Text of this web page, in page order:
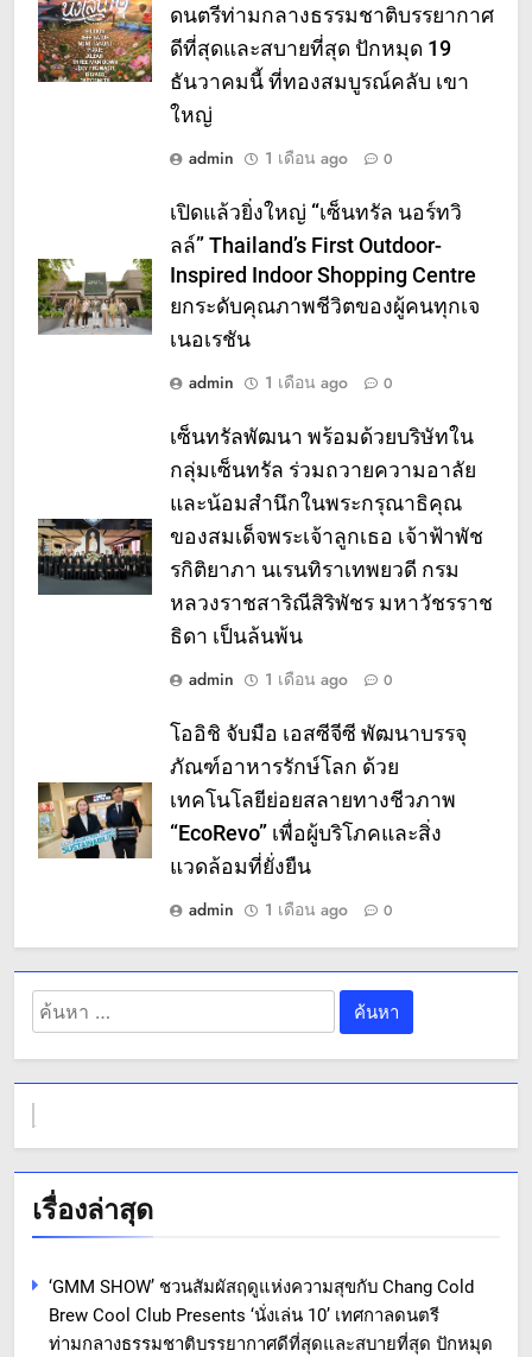
ดนตรีท่ามกลางธรรมชาติบรรยากาศ
ดีที่สุดและสบายที่สุด ปักหมุด 19
ธันวาคมนี้ ที่ทองสมบูรณ์คลับ เขา
ใหญ่
admin
1 เดือน ago 0
เปิดแล้วยิ่งใหญ่ “เซ็นทรัล นอร์ทวิ
ลล์” Thailand’s First Outdoor-
Inspired Indoor Shopping Centre
ยกระดับคุณภาพชีวิตของผู้คนทุกเจ
เนอเรชัน
admin
1 เดือน ago 0
เซ็นทรัลพัฒนา พร้อมด้วยบริษัทใน
กลุ่มเซ็นทรัล ร่วมถวายความอาลัย
และน้อมสำนึกในพระกรุณาธิคุณ
ของสมเด็จพระเจ้าลูกเธอ เจ้าฟ้าพัช
รกิติยาภา นเรนทิราเทพยวดี กรม
หลวงราชสาริณีสิริพัชร มหาวัชรราช
ธิดา เป็นล้นพ้น
admin
1 เดือน ago 0
โออิชิ จับมือ เอสซีจีซี พัฒนาบรรจุ
ภัณฑ์อาหารรักษ์โลก ด้วย
เทคโนโลยีย่อยสลายทางชีวภาพ
“EcoRevo” เพื่อผู้บริโภคและสิ่ง
แวดล้อมที่ยั่งยืน
admin
1 เดือน ago 0
ค้นหา
สำหรับ:
เรื่องล่าสุด
‘GMM SHOW’ ชวนสัมผัสฤดูแห่งความสุขกับ Chang Cold
Brew Cool Club Presents ‘นั่งเล่น 10’ เทศกาลดนตรี
ท่ามกลางธรรมชาติบรรยากาศดีที่สุดและสบายที่สุด ปักหมุด